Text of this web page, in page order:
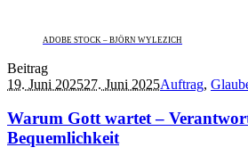
ADOBE STOCK – BJÖRN WYLEZICH
Beitrag
19. Juni 202527. Juni 2025Auftrag,
Warum Gott wartet –
Bequemlichkeit